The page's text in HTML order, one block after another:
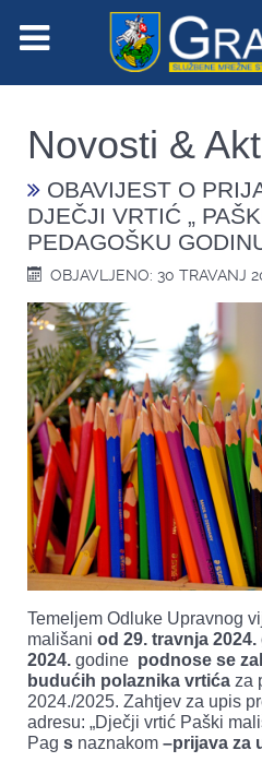
Novosti &
OBAVIJEST O
DJEČJI VRTIĆ „
PEDAGOŠKU
OBJAVLJENO: 30 TRAVANJ
Temeljem Odluke Upravnog
mališani od 29. travnja
2024. godine podnose se
budućih polaznika vrtića za
2024./2025. Zahtjev za upis
adresu: „Dječji vrtić Paški
Pag s naznakom –prijava za